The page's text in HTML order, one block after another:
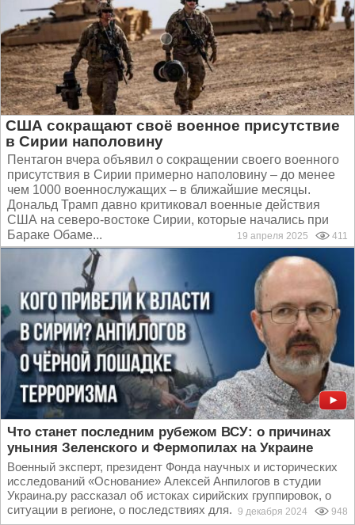
США сокращают своё военное присутствие
в Сирии наполовину
Пентагон вчера объявил о сокращении своего военного
присутствия в Сирии примерно наполовину – до менее
чем 1000 военнослужащих – в ближайшие месяцы.
Дональд Трамп давно критиковал военные действия
США на северо-востоке Сирии, которые начались при
Бараке Обаме...
19 апреля 2025 411
Что станет последним рубежом ВСУ: о причинах
уныния Зеленского и Фермопилах на Украине
Военный эксперт, президент Фонда научных и исторических
исследований «Основание» Алексей Анпилогов в студии
Украина.ру рассказал об истоках сирийских группировок, о
ситуации в регионе, о последствиях для...9 декабря 2024 948